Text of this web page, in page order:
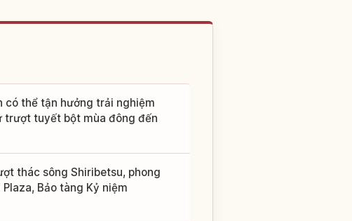
có thể tận hưởng trải nghiệm
trượt tuyết bột mùa đông đến
thác sông Shiribetsu, phong
Bảo tàng Kỷ niệm